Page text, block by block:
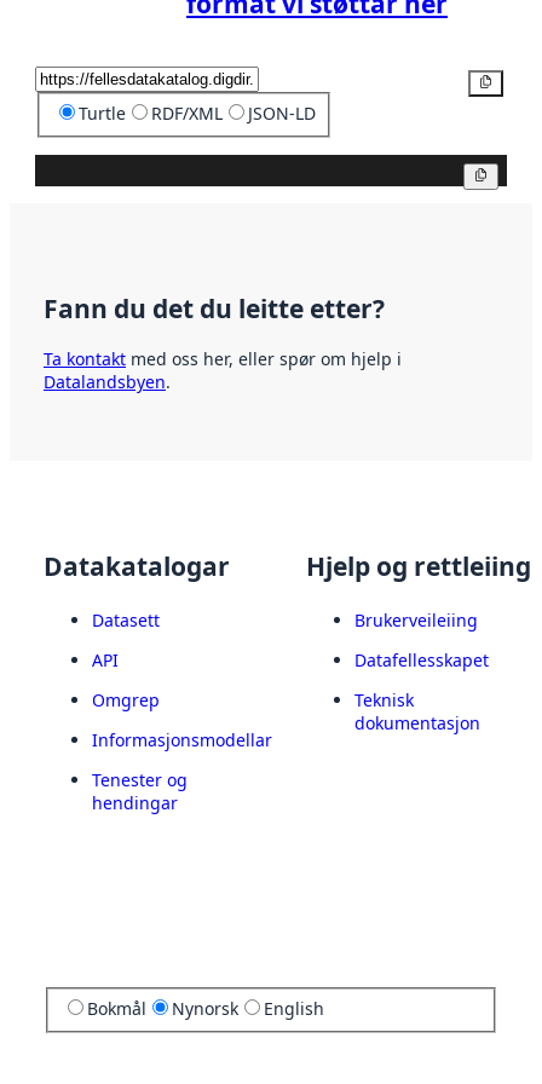
Turtle RDF/XML JSON-LD
Fann du det du leitte etter?
Ta kontakt med oss her, eller spør om hjelp i
Datalandsbyen.
Datakatalogar
Datasett
API
Omgrep
Informasjonsmodellar
Tenester og
hendingar
Hjelp og rettleiing
Brukerveileiing
Datafellesskapet
Teknisk
dokumentasjon
Bokmål Nynorsk English